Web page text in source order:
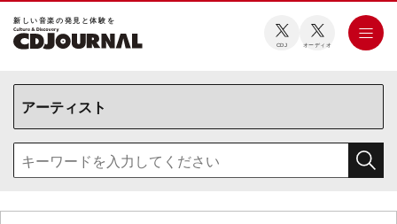
新しい⾳楽の発⾒と体験を
CDJ オーディオ